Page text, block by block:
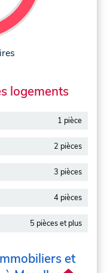
logements
1 pièce
2 pièces
3 pièces
4 pièces
5 pièces et plus
et